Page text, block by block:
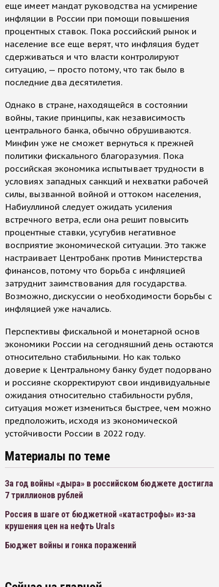
еще имеет мандат руководства на усмирение
инфляции в России при помощи повышения
процентных ставок. Пока российский рынок и
население все еще верят, что инфляция будет
сдерживаться и что власти контролируют
ситуацию, — просто потому, что так было в
последние два десятилетия.
Однако в стране, находящейся в состоянии
войны, такие принципы, как независимость
центрального банка, обычно обрушиваются.
Минфин уже не сможет вернуться к прежней
политики фискального благоразумия. Пока
российская экономика испытывает трудности в
условиях западных санкций и нехватки рабочей
силы, вызванной войной и оттоком населения,
Набиуллиной следует ожидать усиления
встречного ветра, если она решит повысить
процентные ставки, усугубив негативное
восприятие экономической ситуации. Это также
настраивает Центробанк против Министерства
финансов, потому что борьба с инфляцией
затруднит заимствования для государства.
Возможно, дискуссии о необходимости борьбы с
инфляцией уже начались.
Перспективы фискальной и монетарной основ
экономики России на сегодняшний день остаются
относительно стабильными. Но как только
доверие к Центральному банку будет подорвано
и россияне скорректируют свои индивидуальные
ожидания относительно стабильности рубля,
ситуация может измениться быстрее, чем можно
предположить, исходя из экономической
устойчивости России в 2022 году.
Материалы по теме
За год войны «дыра» в российском бюджете достигла
7 триллионов рублей
Россия в шаге от бюджетной «катастрофы» из-за
крушения цен на нефть Urals
Бюджет войны и гонка поражений